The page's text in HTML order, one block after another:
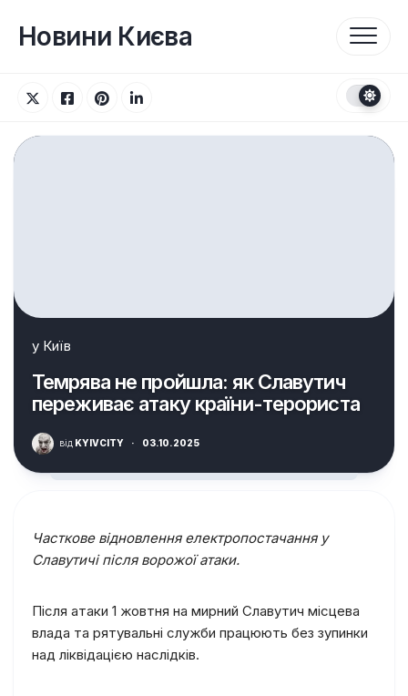
вмістуНовини Києва
у Київ
Темрява не пройшла: як Славутич
переживає атаку країни-терориста
від KYIVCITY · 03.10.2025
Часткове відновлення електропостачання у
Славутичі після ворожої атаки.
Після атаки 1 жовтня на мирний Славутич місцева
влада та рятувальні служби працюють без зупинки
над ліквідацією наслідків.